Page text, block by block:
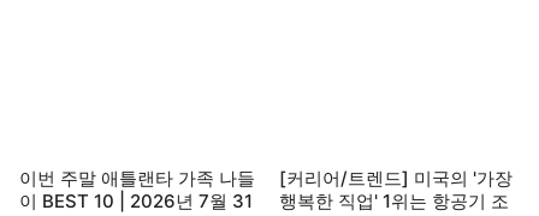
이번 주말 애틀랜타 가족 나들
이 BEST 10 | 2026년 7월 31
[커리어/트렌드] 미국의 '가장
행복한 직업' 1위는 항공기 조